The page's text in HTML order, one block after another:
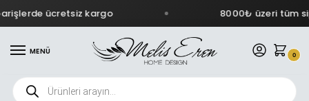
ücretsiz kargo 8000₺ üzeri tüm
MENÜ 0